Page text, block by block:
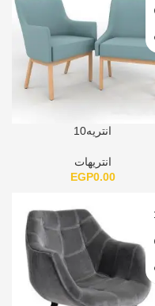
انتريه10
انتريهات
EGP0.00